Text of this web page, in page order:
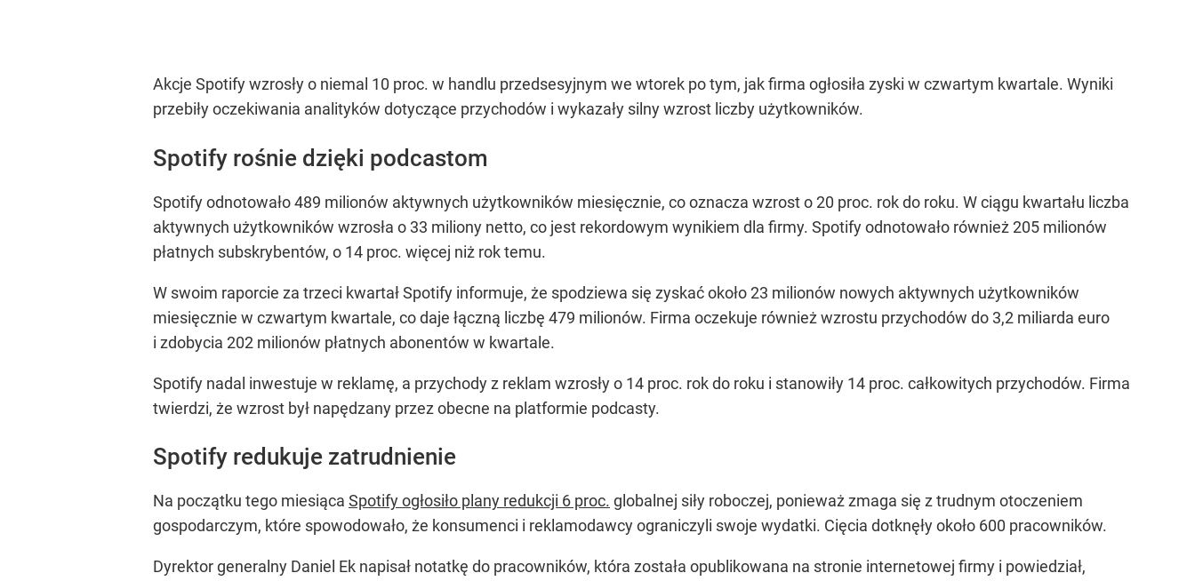
Akcje Spotify wzrosły o niemal 10 proc. w handlu przedsesyjnym we wtorek po tym, jak firma ogłosiła zyski w czwartym kwartale. Wyniki
przebiły oczekiwania analityków dotyczące przychodów i wykazały silny wzrost liczby użytkowników.
Spotify rośnie dzięki podcastom
Spotify odnotowało 489 milionów aktywnych użytkowników miesięcznie, co oznacza wzrost o 20 proc. rok do roku. W ciągu kwartału liczba
aktywnych użytkowników wzrosła o 33 miliony netto, co jest rekordowym wynikiem dla firmy. Spotify odnotowało również 205 milionów
płatnych subskrybentów, o 14 proc. więcej niż rok temu.
W swoim raporcie za trzeci kwartał Spotify informuje, że spodziewa się zyskać około 23 milionów nowych aktywnych użytkowników
miesięcznie w czwartym kwartale, co daje łączną liczbę 479 milionów. Firma oczekuje również wzrostu przychodów do 3,2 miliarda euro
i zdobycia 202 milionów płatnych abonentów w kwartale.
Spotify nadal inwestuje w reklamę, a przychody z reklam wzrosły o 14 proc. rok do roku i stanowiły 14 proc. całkowitych przychodów. Firma
twierdzi, że wzrost był napędzany przez obecne na platformie podcasty.
Spotify redukuje zatrudnienie
Na początku tego miesiąca Spotify ogłosiło plany redukcji 6 proc. globalnej siły roboczej, ponieważ zmaga się z trudnym otoczeniem
gospodarczym, które spowodowało, że konsumenci i reklamodawcy ograniczyli swoje wydatki. Cięcia dotknęły około 600 pracowników.
Dyrektor generalny Daniel Ek napisał notatkę do pracowników, która została opublikowana na stronie internetowej firmy i powiedział,